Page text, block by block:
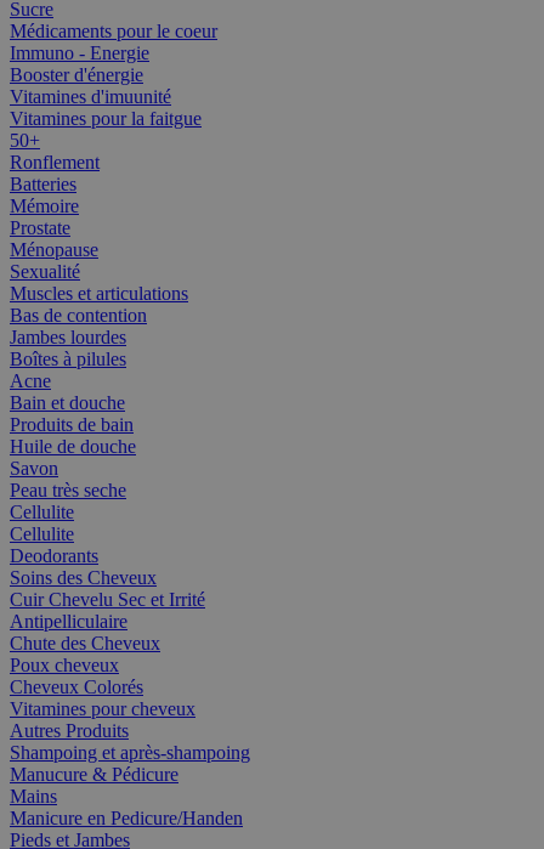
Sucre
Médicaments pour le coeur
Immuno - Energie
Booster d'énergie
Vitamines d'imuunité
Vitamines pour la faitgue
50+
Ronflement
Batteries
Mémoire
Prostate
Ménopause
Sexualité
Muscles et articulations
Bas de contention
Jambes lourdes
Boîtes à pilules
Acne
Bain et douche
Produits de bain
Huile de douche
Savon
Peau très seche
Cellulite
Cellulite
Deodorants
Soins des Cheveux
Cuir Chevelu Sec et Irrité
Antipelliculaire
Chute des Cheveux
Poux cheveux
Cheveux Colorés
Vitamines pour cheveux
Autres Produits
Shampoing et après-shampoing
Manucure & Pédicure
Mains
Manicure en Pedicure/Handen
Pieds et Jambes